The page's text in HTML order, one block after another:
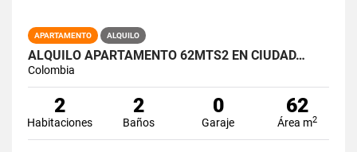
APARTAMENTO ALQUILO
ALQUILO APARTAMENTO 62MTS2 EN CIUDAD…
Colombia
2
Habitaciones
2
Baños
0
Garaje
62
Área m2